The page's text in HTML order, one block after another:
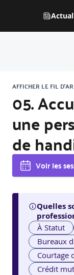
AFFICHER LE FIL
05.
une
de
Voir les
Quelles
À Statut
Bureaux
Courtage
Crédit